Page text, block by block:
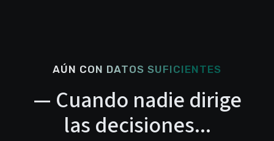
AÚN CON DATOS SUFICIENTES
— Cuando nadie dirige
las decisiones...